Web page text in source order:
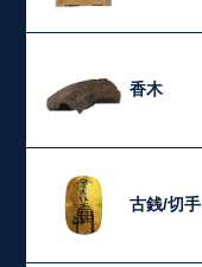
香木
古銭/切手